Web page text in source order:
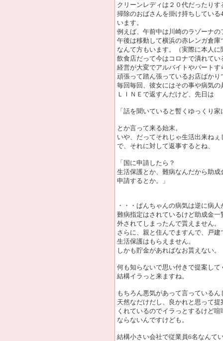
クリーンレディは２０代だったりす
掃除のおばさんを掛け持ちしている
います。
例えば、午前中は川崎のラゾーナの
午後は移動して横浜の赤レンガ倉庫
なんて方もいます。（実際に本人に
飲食店だって今はコロナで潰れてい
経営が大変でアルバイトやパートす
頑張って踏ん張っているお店ばかり
毎回毎回、彼女にはその事や病気の
ＬＩＮＥで返すんだけど、先日は
「話を聞いていると暫くゆっくり
とか言って来る始末。
いや、だってそれじゃ生活出来ね
で、それに対して返事するとね、
「国に申請したら？
生活保護とか、難病なんだから助成
申請するとか。」
・・・ぱんちゃんの病気は逆に病人
難病指定はされているけど助成金一
外されてしまったんで貰えません。
さらに、親と住んでますんで、戸建
生活保護はもらえません。
しかも貯金があればなお貰えない。
何も知らないで思い付きで提案して
結構イラっと来ますね。
もちろん悪気があって言っているん
天然なだけだし、良かれと思って提
くれているのでイラっとするけど喧
ならないんですけども。
結構小さい会社で従業員6名なんて